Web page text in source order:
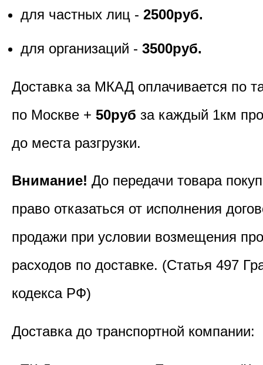
для частных лиц - 2500руб.
для организаций - 3500руб.
Доставка за МКАД оплачивается по
по Москве + 50руб за каждый 1км
до места разгрузки.
Внимание! До передачи товара
право отказаться от исполнения
продажи при условии возмещения
расходов по доставке. (Статья 497
кодекса РФ)
Доставка до транспортной компании: